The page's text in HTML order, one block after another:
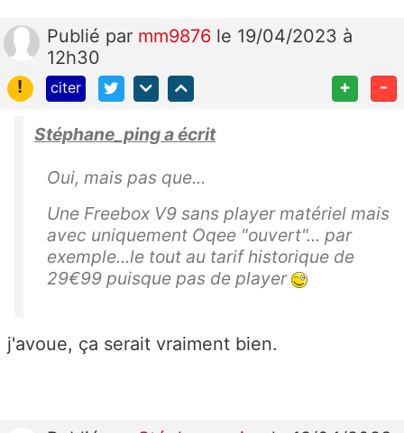
Publié par mm9876 le 19/04/2023 à
12h30
!
citer + -
Stéphane_ping a écrit
Oui, mais pas que...
Une Freebox V9 sans player matériel mais
avec uniquement Oqee "ouvert"... par
exemple...le tout au tarif historique de
29€99 puisque pas de player
j'avoue, ça serait vraiment bien.